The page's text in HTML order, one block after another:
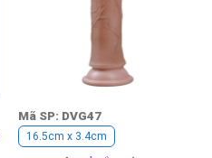
Mã SP: DVG47
16.5cm x 3.4cm